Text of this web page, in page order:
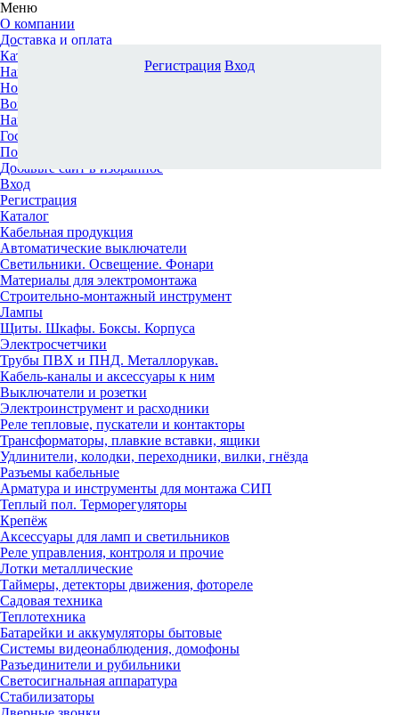
Меню
О компании
Доставка и оплата
Каталог
Наши офисы
Новости и новинки
Вопрос-ответ
Наша команда
Гос. заказчикам
Поставщикам
Добавьте сайт в избранное
Вход
Регистрация
Каталог
Кабельная продукция
Автоматические выключатели
Светильники. Освещение. Фонари
Материалы для электромонтажа
Строительно-монтажный инструмент
Лампы
Щиты. Шкафы. Боксы. Корпуса
Электросчетчики
Трубы ПВХ и ПНД. Металлорукав.
Кабель-каналы и аксессуары к ним
Выключатели и розетки
Электроинструмент и расходники
Реле тепловые, пускатели и контакторы
Трансформаторы, плавкие вставки, ящики
Удлинители, колодки, переходники, вилки, гнёзда
Разъемы кабельные
Арматура и инструменты для монтажа СИП
Теплый пол. Терморегуляторы
Крепёж
Аксессуары для ламп и светильников
Реле управления, контроля и прочие
Лотки металлические
Таймеры, детекторы движения, фотореле
Садовая техника
Теплотехника
Батарейки и аккумуляторы бытовые
Системы видеонаблюдения, домофоны
Разъединители и рубильники
Светосигнальная аппаратура
Стабилизаторы
Регистрация Вход